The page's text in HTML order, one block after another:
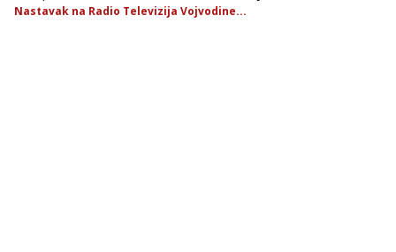
Nastavak na Radio Televizija Vojvodine...